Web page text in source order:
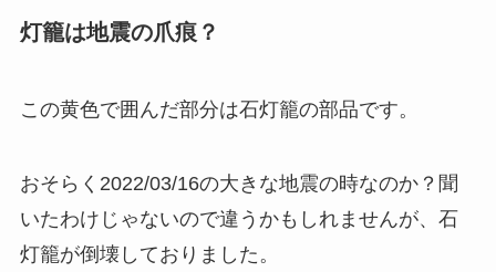
灯籠は地震の爪痕？
この黄色で囲んだ部分は石灯籠の部品です。
おそらく2022/03/16の大きな地震の時なのか？聞
いたわけじゃないので違うかもしれませんが、石
灯籠が倒壊しておりました。